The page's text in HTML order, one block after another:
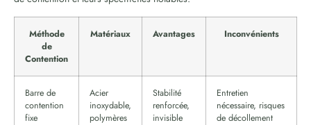
Méthode
de
Contention
Matériaux Avantages Inconvénients
Barre de
contention
fixe
Acier
inoxydable,
polymères
Stabilité
renforcée,
invisible
Entretien
nécessaire, risques
de décollement